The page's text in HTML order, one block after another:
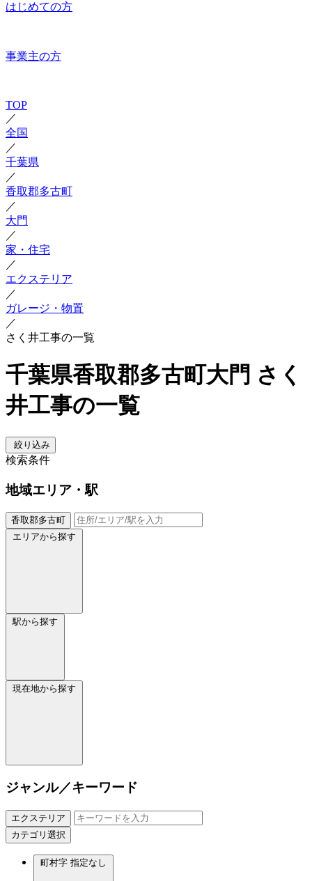
はじめての方
事業主の方
TOP
／
全国
／
千葉県
／
香取郡多古町
／
大門
／
家・住宅
／
エクステリア
／
ガレージ・物置
／
さく井工事の一覧
千葉県香取郡多古町大門 さく
井工事の一覧
絞り込み
検索条件
地域エリア・駅
香取郡多古町
エリアから探す
駅から探す
現在地から探す
ジャンル／キーワード
エクステリア
カテゴリ選択
町村字 指定なし